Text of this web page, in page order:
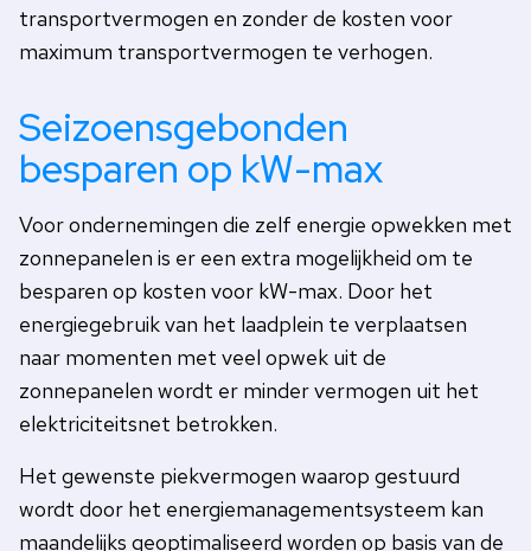
transportvermogen en zonder de kosten voor
maximum transportvermogen te verhogen.
Seizoensgebonden
besparen op kW-max
Voor ondernemingen die zelf energie opwekken met
zonnepanelen is er een extra mogelijkheid om te
besparen op kosten voor kW-max. Door het
energiegebruik van het laadplein te verplaatsen
naar momenten met veel opwek uit de
zonnepanelen wordt er minder vermogen uit het
elektriciteitsnet betrokken.
Het gewenste piekvermogen waarop gestuurd
wordt door het energiemanagementsysteem kan
maandelijks geoptimaliseerd worden op basis van de